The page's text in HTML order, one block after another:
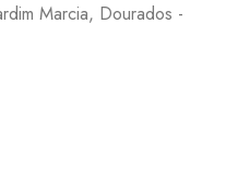
Marcia, Dourados -